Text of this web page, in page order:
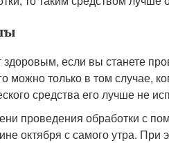
здоровым, если вы станете
можно только в том
средства его лучше не
проведения обработки с
октября с самого утра.